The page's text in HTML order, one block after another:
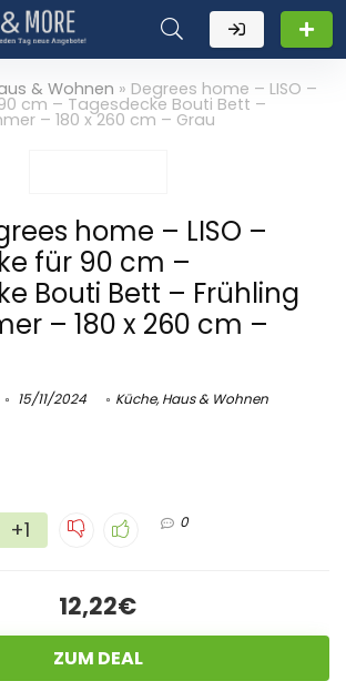
& Wohnen » Degrees home – LISO –
cm – Tagesdecke Bouti Bett –
– 180 x 260 cm – Grau
home – LISO –
für 90 cm –
Bouti Bett – Frühling
– 180 x 260 cm –
15/11/2024 Küche, Haus & Wohnen
+1 0
12,22€
ZUM DEAL